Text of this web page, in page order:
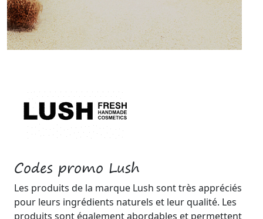
Codes promo Lush
Les produits de la marque Lush sont très appréciés
pour leurs ingrédients naturels et leur qualité. Les
produits sont également abordables et permettent